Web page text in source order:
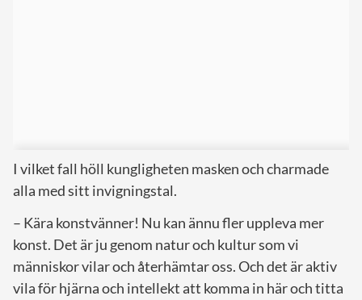
I vilket fall höll kungligheten masken och charmade
alla med sitt invigningstal.
– Kära konstvänner! Nu kan ännu fler uppleva mer
konst. Det är ju genom natur och kultur som vi
människor vilar och återhämtar oss. Och det är aktiv
vila för hjärna och intellekt att komma in här och titta